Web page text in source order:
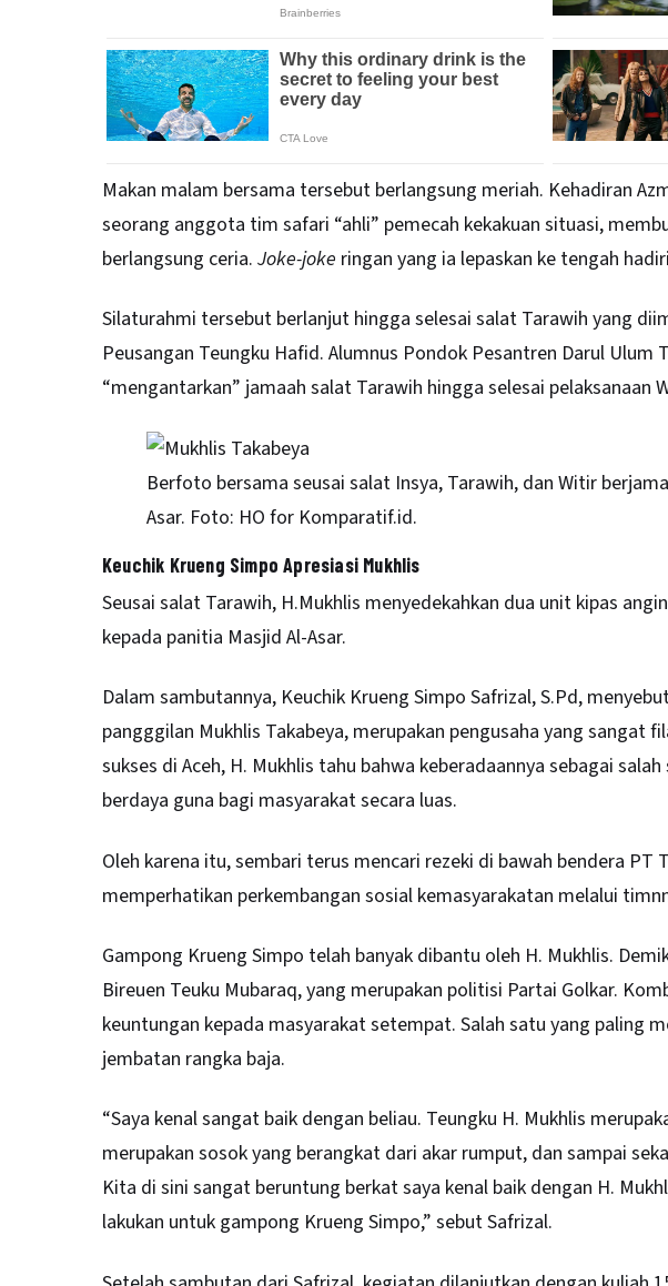
Makan malam bersama tersebut berlangsung meriah. Kehadiran
seorang anggota tim safari “ahli” pemecah kekakuan situasi,
berlangsung ceria. Joke-joke ringan yang ia lepaskan ke tengah
Silaturahmi tersebut berlanjut hingga selesai salat Tarawih yang
Peusangan Teungku Hafid. Alumnus Pondok Pesantren Darul Ulum
“mengantarkan” jamaah salat Tarawih hingga selesai pelaksanaan
Berfoto bersama seusai salat Insya, Tarawih, dan Witir
Asar. Foto: HO for Komparatif.id.
Keuchik Krueng Simpo Apresiasi Mukhlis
Seusai salat Tarawih, H.Mukhlis menyedekahkan dua unit kipas
kepada panitia Masjid Al-Asar.
Dalam sambutannya, Keuchik Krueng Simpo Safrizal, S.Pd,
pangggilan Mukhlis Takabeya, merupakan pengusaha yang sangat
sukses di Aceh, H. Mukhlis tahu bahwa keberadaannya sebagai
berdaya guna bagi masyarakat secara luas.
Oleh karena itu, sembari terus mencari rezeki di bawah bendera PT
memperhatikan perkembangan sosial kemasyarakatan melalui
Gampong Krueng Simpo telah banyak dibantu oleh H. Mukhlis.
Bireuen Teuku Mubaraq, yang merupakan politisi Partai Golkar.
keuntungan kepada masyarakat setempat. Salah satu yang paling
jembatan rangka baja.
“Saya kenal sangat baik dengan beliau. Teungku H. Mukhlis
merupakan sosok yang berangkat dari akar rumput, dan sampai
Kita di sini sangat beruntung berkat saya kenal baik dengan H.
lakukan untuk gampong Krueng Simpo,” sebut Safrizal.